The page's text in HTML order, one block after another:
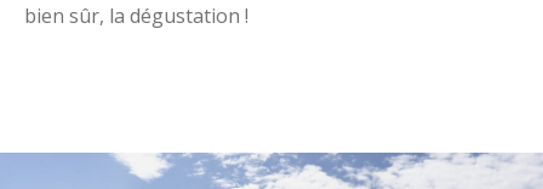
bien sûr, la dégustation !